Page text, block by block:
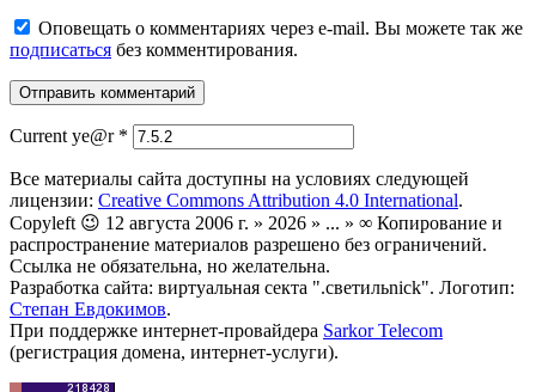
Оповещать о комментариях через e-mail. Вы можете так же
подписаться без комментирования.
Current ye@r *
Все материалы сайта доступны на условиях следующей
лицензии: Creative Commons Attribution 4.0 International.
Copyleft 😉 12 августа 2006 г. » 2026 » ... » ∞ Копирование и
распространение материалов разрешено без ограничений.
Ссылка не обязательна, но желательна.
Разработка сайта: виртуальная секта ".светильnick". Логотип:
Степан Евдокимов.
При поддержке интернет-провайдера Sarkor Telecom
(регистрация домена, интернет-услуги).